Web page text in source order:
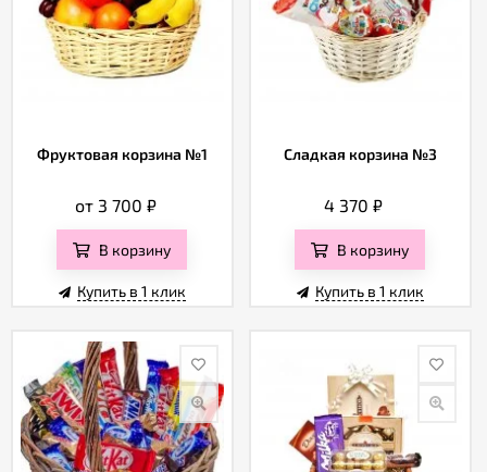
Фруктовая корзина №1
от 3 700 ₽
В корзину
Купить в 1 клик
Сладкая корзина №3
4 370₽
В корзину
Купить в 1 клик